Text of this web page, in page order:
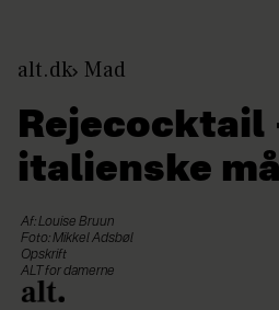
alt.dk Mad
Rejecocktail
italienske
Af: Louise Bruun
Foto: Mikkel Adsbøl
Opskrift
ALT for damerne